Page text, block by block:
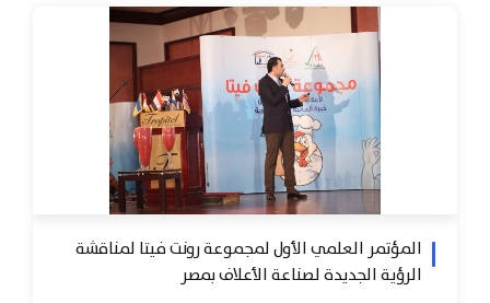
المؤتمر العلمي الأول لمجموعة رونت فيتا لمناقشة
الرؤية الجديدة لصناعة الأعلاف بمصر